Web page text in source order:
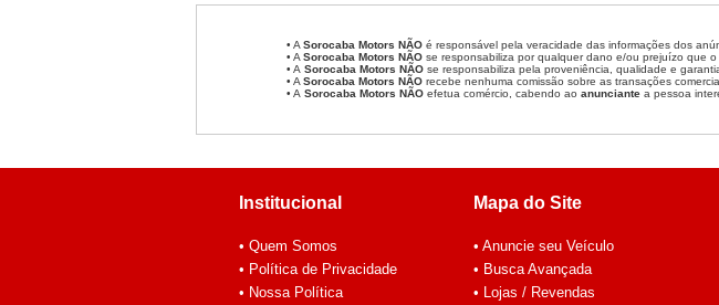
• A Sorocaba Motors NÃO é responsável pela veracidade das informações dos
• A Sorocaba Motors NÃO se responsabiliza por qualquer dano e/ou prejuízo que o
• A Sorocaba Motors NÃO se responsabiliza pela proveniência, qualidade e
• A Sorocaba Motors NÃO recebe nenhuma comissão sobre as transações
• A Sorocaba Motors NÃO efetua comércio, cabendo ao anunciante a pessoa